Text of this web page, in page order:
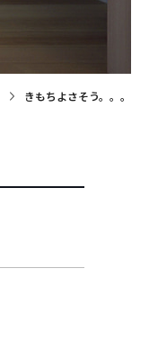
きもちよさそう。。。